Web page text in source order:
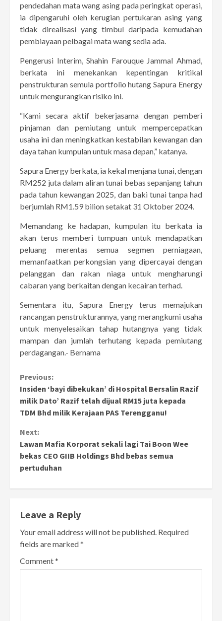
pendedahan mata wang asing pada peringkat operasi,
ia dipengaruhi oleh kerugian pertukaran asing yang
tidak direalisasi yang timbul daripada kemudahan
pembiayaan pelbagai mata wang sedia ada.
Pengerusi Interim, Shahin Farouque Jammal Ahmad,
berkata ini menekankan kepentingan kritikal
penstrukturan semula portfolio hutang Sapura Energy
untuk mengurangkan risiko ini.
“Kami secara aktif bekerjasama dengan pemberi
pinjaman dan pemiutang untuk mempercepatkan
usaha ini dan meningkatkan kestabilan kewangan dan
daya tahan kumpulan untuk masa depan,” katanya.
Sapura Energy berkata, ia kekal menjana tunai, dengan
RM252 juta dalam aliran tunai bebas sepanjang tahun
pada tahun kewangan 2025, dan baki tunai tanpa had
berjumlah RM1.59 bilion setakat 31 Oktober 2024.
Memandang ke hadapan, kumpulan itu berkata ia
akan terus memberi tumpuan untuk mendapatkan
peluang merentas semua segmen perniagaan,
memanfaatkan perkongsian yang dipercayai dengan
pelanggan dan rakan niaga untuk mengharungi
cabaran yang berkaitan dengan kecairan terhad.
Sementara itu, Sapura Energy terus memajukan
rancangan penstrukturannya, yang merangkumi usaha
untuk menyelesaikan tahap hutangnya yang tidak
mampan dan jumlah terhutang kepada pemiutang
perdagangan.- Bernama
Continue
Reading
Previous:
Insiden ‘bayi dibekukan’ di Hospital Bersalin Razif
milik Dato’ Razif telah dijual RM15 juta kepada
TDM Bhd milik Kerajaan PAS Terengganu!
Next:
Lawan Mafia Korporat sekali lagi Tai Boon Wee
bekas CEO GIIB Holdings Bhd bebas semua
pertuduhan
Leave a Reply
Your email address will not be published. Required
fields are marked*
Comment*